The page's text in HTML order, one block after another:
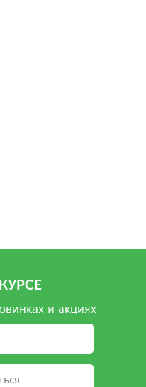
и акциях